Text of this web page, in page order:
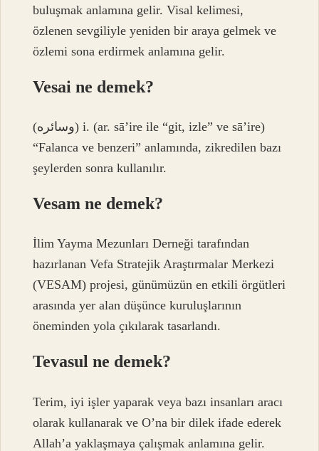
buluşmak anlamına gelir. Visal kelimesi,
özlenen sevgiliyle yeniden bir araya gelmek ve
özlemi sona erdirmek anlamına gelir.
Vesai ne demek?
(ﻭﺳﺎﺋﺮﻩ) i. (ar. sā’ire ile “git, izle” ve sā’ire)
“Falanca ve benzeri” anlamında, zikredilen bazı
şeylerden sonra kullanılır.
Vesam ne demek?
İlim Yayma Mezunları Derneği tarafından
hazırlanan Vefa Stratejik Araştırmalar Merkezi
(VESAM) projesi, günümüzün en etkili örgütleri
arasında yer alan düşünce kuruluşlarının
öneminden yola çıkılarak tasarlandı.
Tevasul ne demek?
Terim, iyi işler yaparak veya bazı insanları aracı
olarak kullanarak ve O’na bir dilek ifade ederek
Allah’a yaklaşmaya çalışmak anlamına gelir.